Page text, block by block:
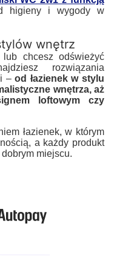
higieny i wygody w
wnętrz
chcesz odświeżyć
rozwiązania
–od łazienek w stylu
wnętrza, aż
loftowym czy
łazienek, w którym
a każdy produkt
miejscu.